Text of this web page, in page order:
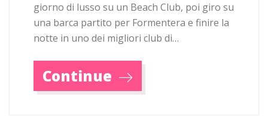
giorno di lusso su un Beach Club, poi giro su
una barca partito per Formentera e finire la
notte in uno dei migliori club di…
Continue